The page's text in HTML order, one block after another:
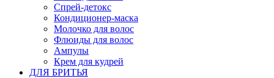
Спрей-детокс
Кондиционер-маска
Молочко для волос
Флюиды для волос
Ампулы
Крем для кудрей
ДЛЯ БРИТЬЯ